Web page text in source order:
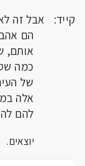
קייד: אבל זה
הם
אותם,
כמה
של
אלה
להם
יוצאים.